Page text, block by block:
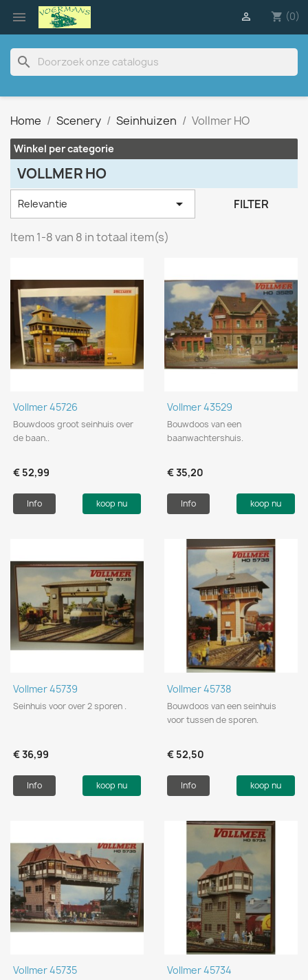
 shopping_cart (0)

search
Home Scenery Seinhuizen Vollmer HO
Winkel per categorie
VOLLMER HO
Relevantie  FILTER
Item 1-8 van 8 in totaal item(s)
Vollmer 45726
Bouwdoos groot seinhuis over
de baan..
€ 52,99
Info koop nu
Vollmer 43529
Bouwdoos van een
baanwachtershuis.
€ 35,20
Info koop nu
Vollmer 45739
Seinhuis voor over 2 sporen .
€ 36,99
Info koop nu
Vollmer 45738
Bouwdoos van een seinhuis
voor tussen de sporen.
€ 52,50
Info koop nu
Vollmer 45735 Vollmer 45734